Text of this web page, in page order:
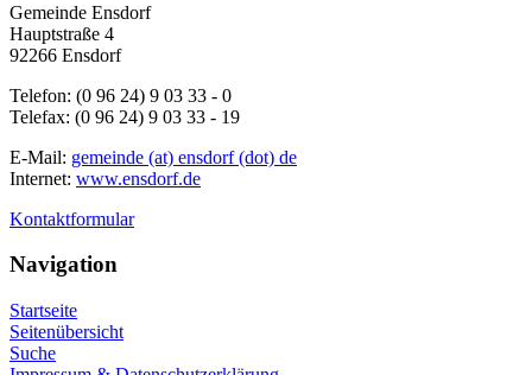
Gemeinde Ensdorf
Hauptstraße 4
92266 Ensdorf
Telefon: (0 96 24) 9 03 33 - 0
Telefax: (0 96 24) 9 03 33 - 19
E-Mail: gemeinde (at) ensdorf (dot) de
Internet: www.ensdorf.de
Kontaktformular
Navigation
Startseite
Seitenübersicht
Suche